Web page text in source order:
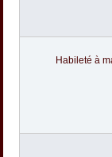
Habileté à